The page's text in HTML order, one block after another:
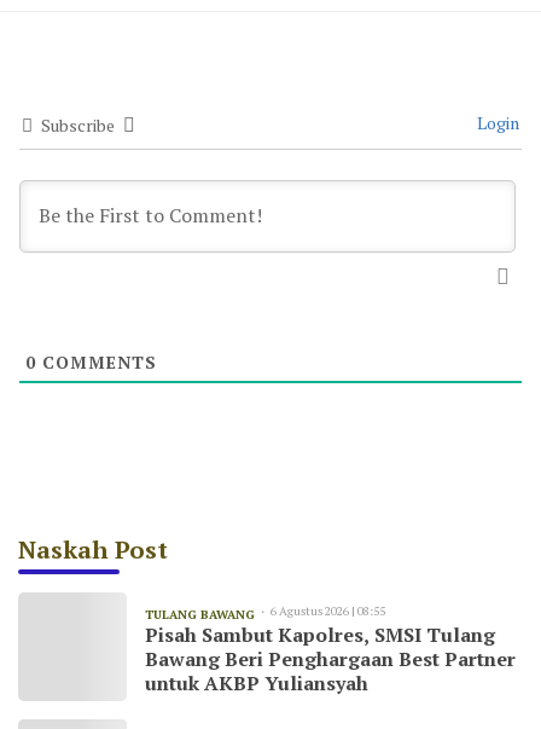
Subscribe Login
0 COMMENTS
Naskah Post
TULANG BAWANG 6 Agustus 2026 | 08:55
Pisah Sambut Kapolres, SMSI Tulang
Bawang Beri Penghargaan Best Partner
untuk AKBP Yuliansyah